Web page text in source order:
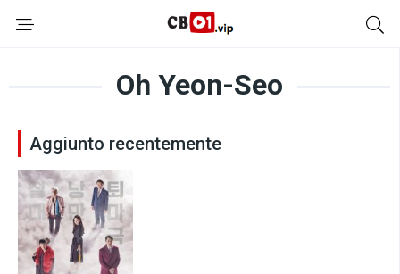
Oh Yeon-Seo
Aggiunto recentemente